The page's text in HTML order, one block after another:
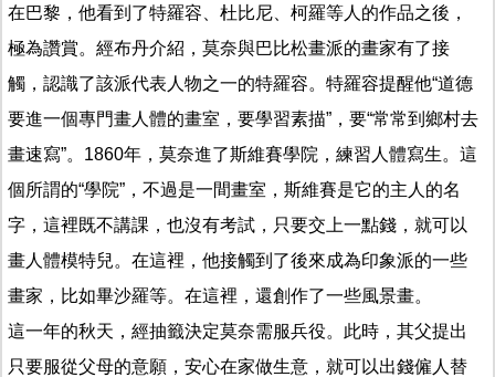
在巴黎，他看到了特羅容、杜比尼、柯羅等人的作品之後，
極為讚賞。經布丹介紹，莫奈與巴比松畫派的畫家有了接
觸，認識了該派代表人物之一的特羅容。特羅容提醒他“道德
要進一個專門畫人體的畫室，要學習素描”，要“常常到鄉村去
畫速寫”。1860年，莫奈進了斯維賽學院，練習人體寫生。這
個所謂的“學院”，不過是一間畫室，斯維賽是它的主人的名
字，這裡既不講課，也沒有考試，只要交上一點錢，就可以
畫人體模特兒。在這裡，他接觸到了後來成為印象派的一些
畫家，比如畢沙羅等。在這裡，還創作了一些風景畫。
這一年的秋天，經抽籤決定莫奈需服兵役。此時，其父提出
只要服從父母的意願，安心在家做生意，就可以出錢僱人替